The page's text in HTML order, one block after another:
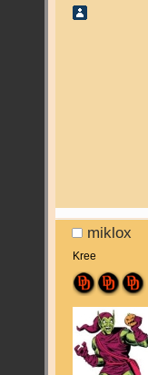
miklox
Kree